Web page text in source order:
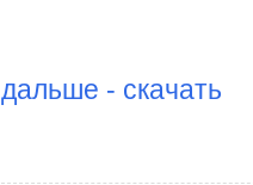
дальше - скачать